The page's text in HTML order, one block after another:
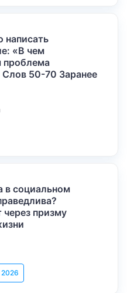
написать
«В чем
проблема
50-70 Заранее
в социальном
через призму
2026